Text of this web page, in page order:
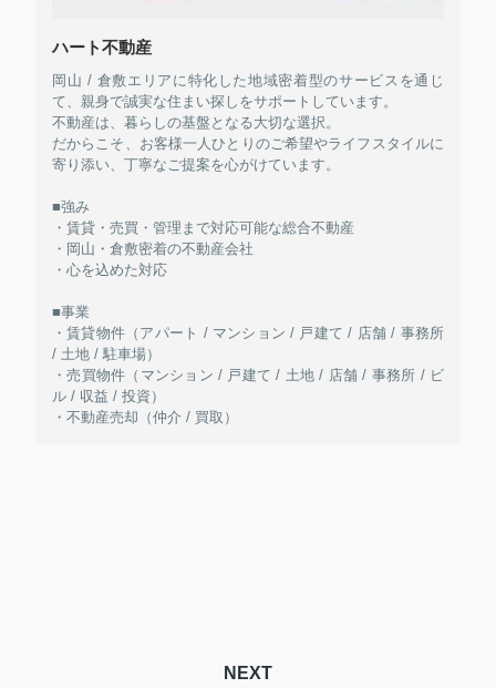
ハート不動産
岡山 / 倉敷エリアに特化した地域密着型のサービスを通じ
て、親身で誠実な住まい探しをサポートしています。
不動産は、暮らしの基盤となる大切な選択。
だからこそ、お客様一人ひとりのご希望やライフスタイルに
寄り添い、丁寧なご提案を心がけています。
■強み
・賃貸・売買・管理まで対応可能な総合不動産
・岡山・倉敷密着の不動産会社
・心を込めた対応
■事業
・賃貸物件（アパート / マンション / 戸建て / 店舗 / 事務所
/ 土地 / 駐車場）
・売買物件（マンション / 戸建て / 土地 / 店舗 / 事務所 / ビ
ル / 収益 / 投資）
・不動産売却（仲介 / 買取）
NEXT